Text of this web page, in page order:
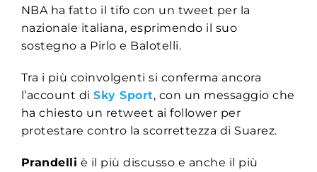
NBA ha fatto il tifo con un tweet per la
nazionale italiana, esprimendo il suo
sostegno a Pirlo e Balotelli.
Tra i più coinvolgenti si conferma ancora
l’account diSky Sport, con un messaggio che
ha chiesto un retweet ai follower per
protestare contro la scorrettezza di Suarez.
Prandelli è il più discusso e anche il più